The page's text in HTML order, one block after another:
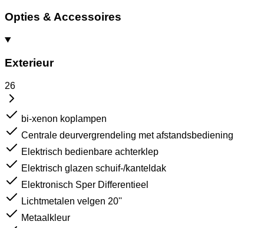
Opties & Accessoires
Exterieur
26
bi-xenon koplampen
Centrale deurvergrendeling met afstandsbediening
Elektrisch bedienbare achterklep
Elektrisch glazen schuif-/kanteldak
Elektronisch Sper Differentieel
Lichtmetalen velgen 20''
Metaalkleur